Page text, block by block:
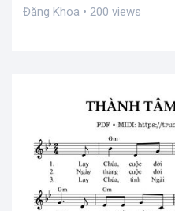
Đăng Khoa • 200 views